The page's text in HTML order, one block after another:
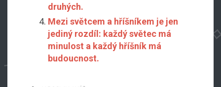
druhých.
Mezi světcem a hříšníkem je jen
jediný rozdíl: každý světec má
minulost a každý hříšník má
budoucnost.